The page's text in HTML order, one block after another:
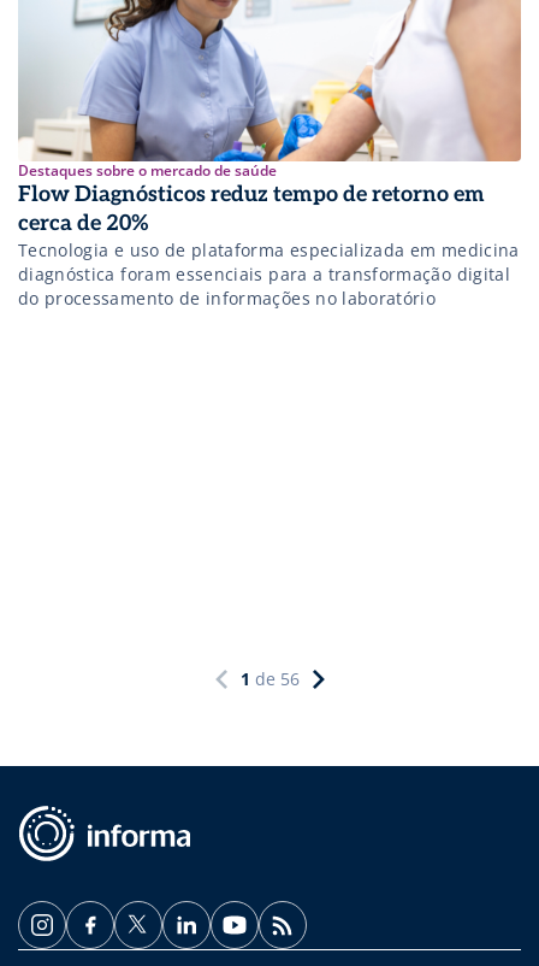
Destaques sobre o mercado de saúde
Flow Diagnósticos reduz tempo de retorno em
cerca de 20%
Tecnologia e uso de plataforma especializada em medicina
diagnóstica foram essenciais para a transformação digital
do processamento de informações no laboratório
1 de 56